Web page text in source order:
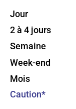
Jour
2 à 4 jours
Semaine
Week-end
Mois
Caution*